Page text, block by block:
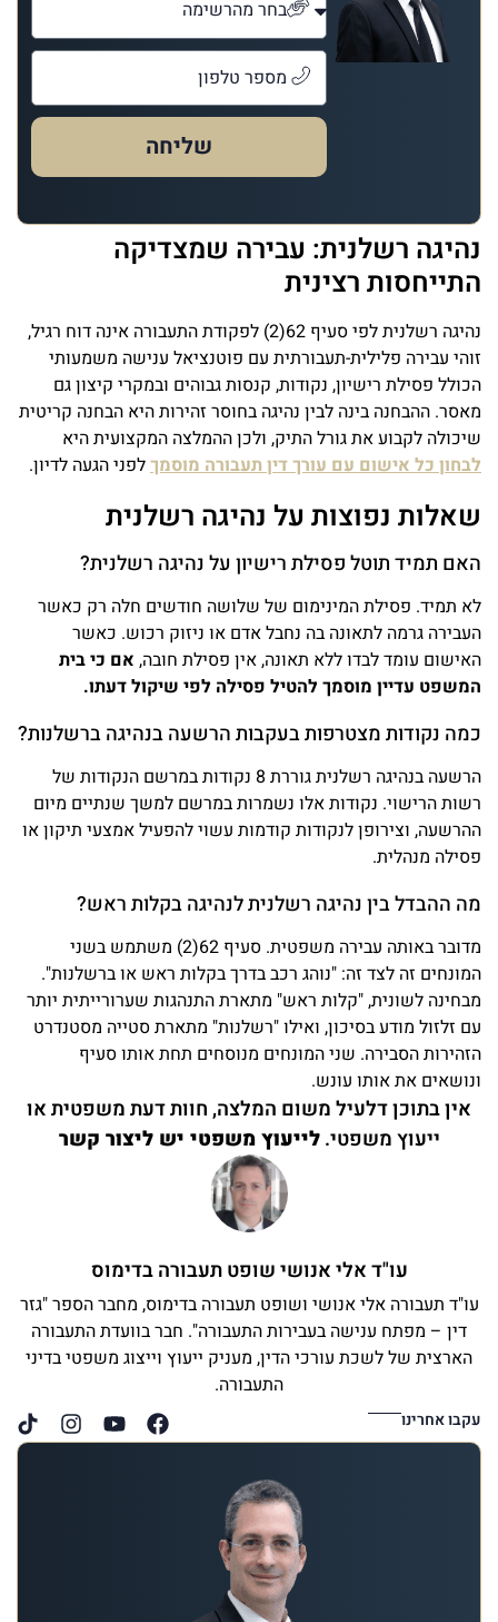
שליחה
נהיגה רשלנית: עבירה שמצדיקה
התייחסות רצינית
נהיגה רשלנית לפי סעיף 62(2) לפקודת התעבורה אינה דוח רגיל,
זוהי עבירה פלילית-תעבורתית עם פוטנציאל ענישה משמעותי
הכולל פסילת רישיון, נקודות, קנסות גבוהים ובמקרי קיצון גם
מאסר. ההבחנה בינה לבין נהיגה בחוסר זהירות היא הבחנה קריטית
שיכולה לקבוע את גורל התיק, ולכן ההמלצה המקצועית היא
לבחון כל אישום עם עורך דין תעבורה מוסמךלפני הגעה לדיון.
שאלות נפוצות על נהיגה רשלנית
האם תמיד תוטל פסילת רישיון על נהיגה רשלנית?
לא תמיד. פסילת המינימום של שלושה חודשים חלה רק כאשר
העבירה גרמה לתאונה בה נחבל אדם או ניזוק רכוש. כאשר
האישום עומד לבדו ללא תאונה, אין פסילת חובה, אם כי בית
המשפט עדיין מוסמך להטיל פסילה לפי שיקול דעתו.
כמה נקודות מצטרפות בעקבות הרשעה בנהיגה ברשלנות?
הרשעה בנהיגה רשלנית גוררת 8 נקודות במרשם הנקודות של
רשות הרישוי. נקודות אלו נשמרות במרשם למשך שנתיים מיום
ההרשעה, וצירופן לנקודות קודמות עשוי להפעיל אמצעי תיקון או
פסילה מנהלית.
מה ההבדל בין נהיגה רשלנית לנהיגה בקלות ראש?
מדובר באותה עבירה משפטית. סעיף 62(2) משתמש בשני
המונחים זה לצד זה: "נוהג רכב בדרך בקלות ראש או ברשלנות".
מבחינה לשונית, "קלות ראש" מתארת התנהגות שערורייתית יותר
עם זלזול מודע בסיכון, ואילו "רשלנות" מתארת סטייה מסטנדרט
הזהירות הסבירה. שני המונחים מנוסחים תחת אותו סעיף
ונושאים את אותו עונש.
אין בתוכן דלעיל משום המלצה, חוות דעת משפטית או
ייעוץ משפטי.לייעוץ משפטי יש ליצור קשר
עו"ד אלי אנושי שופט תעבורה בדימוס
עו"ד תעבורה אלי אנושי ושופט תעבורה בדימוס, מחבר הספר "גזר
דין – מפתח ענישה בעבירות התעבורה". חבר בוועדת התעבורה
הארצית של לשכת עורכי הדין, מעניק ייעוץ וייצוג משפטי בדיני
התעבורה.
עקבו אחרינו